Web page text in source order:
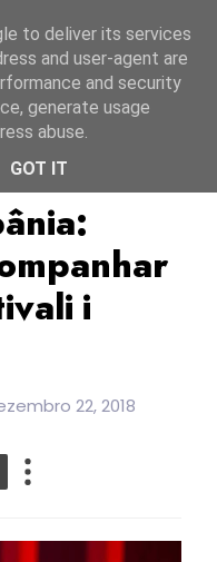
i
22, 2018
to deliver its services
and user-agent are
and security
generate usage
abuse.
GOT IT